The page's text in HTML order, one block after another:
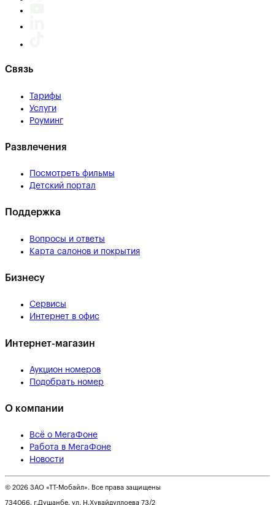
Связь
Тарифы
Услуги
Роуминг
Развлечения
Посмотреть фильмы
Детский портал
Поддержка
Вопросы и ответы
Карта салонов и покрытия
Бизнесу
Сервисы
Интернет в офис
Интернет-магазин
Аукцион номеров
Подобрать номер
О компании
Всё о МегаФоне
Работа в МегаФоне
Новости
© 2026 ЗАО «ТТ-Мобайл». Все права защищены
734066, г.Душанбе, ул. Н.Хувайдуллоева 73/2